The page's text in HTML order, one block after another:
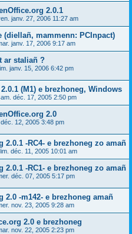
2.0.1
janv. 27, 2006 11:27 am
(diellañ, mammenn: PCInpact)
janv. 17, 2006 9:17 am
ar staliañ ?
janv. 15, 2006 6:42 pm
(M1) e brezhoneg, Windows
déc. 17, 2005 2:50 pm
2.0
12, 2005 3:48 pm
2.0.1 -RC4- e brezhoneg zo amañ
déc. 11, 2005 10:01 am
2.0.1 -RC1- e brezhoneg zo amañ
déc. 07, 2005 5:17 pm
2.0 -m142- e brezhoneg amañ
nov. 23, 2005 9:28 am
2.0 e brezhoneg
nov. 22, 2005 2:23 pm